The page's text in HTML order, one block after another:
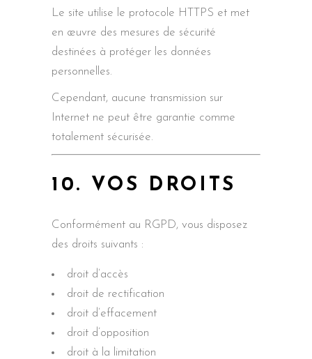
Le site utilise le protocole HTTPS et met
en œuvre des mesures de sécurité
destinées à protéger les données
personnelles.
Cependant, aucune transmission sur
Internet ne peut être garantie comme
totalement sécurisée.
10. VOS DROITS
Conformément au RGPD, vous disposez
des droits suivants :
droit d’accès
droit de rectification
droit d’effacement
droit d’opposition
droit à la limitation